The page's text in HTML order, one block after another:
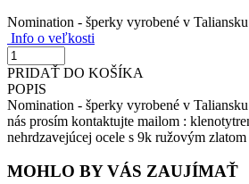
Nomination - šperky vyrobené v
Info o veľkosti
PRIDAŤ DO KOŠÍKA
POPIS
Nomination - šperky vyrobené v
nás prosím kontaktujte mailom :
nehrdzavejúcej ocele s 9k ružovým
MOHLO BY VÁS ZAUJÍMAŤ